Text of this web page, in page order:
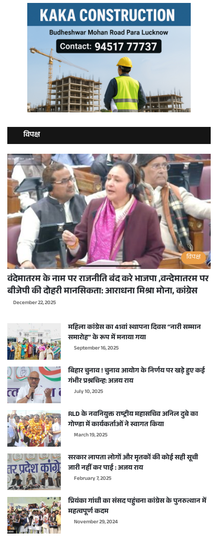
विपक्ष
विपक्ष
वंदेमातरम के नाम पर राजनीति बंद करे भाजपा ,वन्देमातरम पर
बीजेपी की दोहरी मानसिकता: आराधना मिश्रा मोना, कांग्रेस
December 22, 2025
महिला कांग्रेस का 41वां स्थापना दिवस “नारी सम्मान
समारोह” के रूप में मनाया गया
September 16, 2025
बिहार चुनाव ! चुनाव आयोग के निर्णय पर खड़े हुए कई
गंभीर प्रश्नचिन्ह: अजय राय
July 10, 2025
RLD के नवनियुक्त राष्ट्रीय महासचिव अनिल दुबे का
गोण्डा में कार्यकर्ताओं ने स्वागत किया
March 19, 2025
सरकार लापता लोगों और मृतकों की कोई सही सूची
जारी नहीं कर पाई : अजय राय
February 7, 2025
प्रियंका गांधी का संसद पहुंचना कांग्रेस के पुनरुत्थान में
महत्वपूर्ण कदम
November 29, 2024